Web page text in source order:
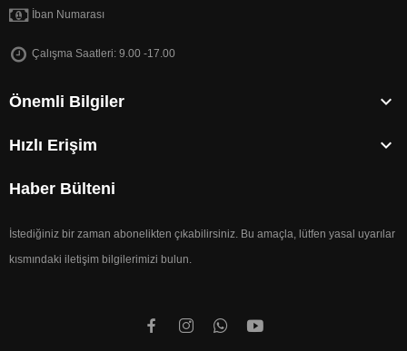
İban Numarası
Çalışma Saatleri: 9.00 -17.00
Önemli Bilgiler 
Hızlı Erişim 
Haber Bülteni
İstediğiniz bir zaman abonelikten çıkabilirsiniz. Bu amaçla, lütfen yasal uyarılar
kısmındaki iletişim bilgilerimizi bulun.